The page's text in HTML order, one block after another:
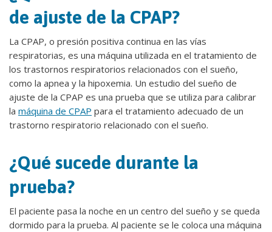
de ajuste de la CPAP?
La CPAP, o presión positiva continua en las vías
respiratorias, es una máquina utilizada en el tratamiento de
los trastornos respiratorios relacionados con el sueño,
como la apnea y la hipoxemia. Un estudio del sueño de
ajuste de la CPAP es una prueba que se utiliza para calibrar
la máquina de CPAP para el tratamiento adecuado de un
trastorno respiratorio relacionado con el sueño.
¿Qué sucede durante la
prueba?
El paciente pasa la noche en un centro del sueño y se queda
dormido para la prueba. Al paciente se le coloca una máquina